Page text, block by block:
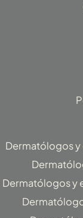
Dermatólogos y
Dermatólogos y